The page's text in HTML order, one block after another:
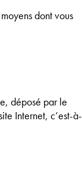
dont vous
déposé par le
Internet, c’est-à-